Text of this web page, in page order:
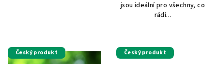
jsou ideální pro všechny, co
rádi...
Český produkt Český produkt